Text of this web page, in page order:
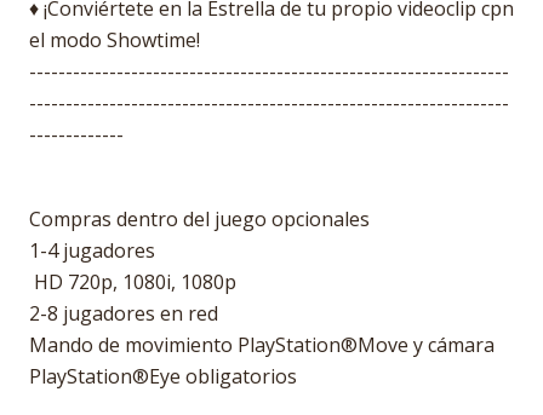
♦ ¡Conviértete en la Estrella de tu propio videoclip cpn
el modo Showtime!
------------------------------------------------------------------
------------------------------------------------------------------
-------------
Compras dentro del juego opcionales
1-4 jugadores
HD 720p, 1080i, 1080p
2-8 jugadores en red
Mando de movimiento PlayStation®Move y cámara
PlayStation®Eye obligatorios